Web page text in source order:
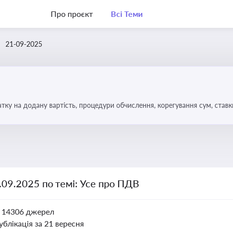
Про проєкт Всі Теми
21-09-2025
на додану вартість, процедури обчислення, корегування сум,
по темі: Усе про ПДВ
14306 джерел
за 21 вересня